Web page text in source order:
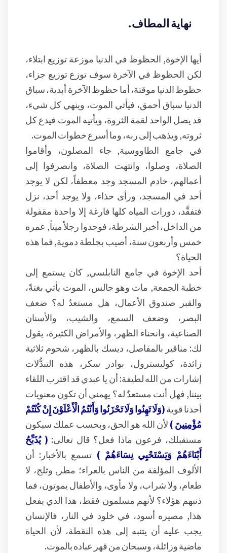
نهاية المطاف.
أيها الإخوة, الحظوظ في الدنيا موزعة توزيع ابتلاء،
لكن الحظوظ في الآخرة سوف توزع توزيع جزاء،
حظوظ الدنيا موقتة، أما حظوظ الآخرة أبدية، سباق
الدنيا سباق أحمق، فيأتي الموت، وينهي كل شيء،
قد يصل الواحد لقمة الثروة، ويأتيه الموت فيدع كل
ثروته, ويذهب إلى ربه، وما أسرع خطوات الموت.
في جامع الطاووسية, جاء المصلون، وأقاموا
الصلاة، وصلوا، وانتهت الصلاة، وانصرفوا إلى
أعمالهم، خادم المسجد وجد معطفاً، لكن لا يوجد
أحد في المسجد، ورأى حذاء، ولا يوجد أحد، نزل
فتفقَّد، دورات المياه كلها فارغة إلا واحدة مقفولة
من الداخل، أخبر الشرطة، فوجدوا رجلاً ميتاً, عمره
خمس وأربعون سنة، أصيب بجلطة دموية, فما هذه
الحياة؟
أحد الإخوة في جامع النابلسي, كان يستمع إلى
خطبة الجمعة, مات وهو جالس، الموت يأتي بغتةً،
والقبر صندوق الأعمال، هل مستعدٌ له؟ ضعف
البصر، وضعف السمع، والشيب، والأسنان
الصناعية، وانحناء الظهر، والأمراض الكثيرة، يقول
لك: مناقير بالمفاصل، ديسك بالظهر، شحوم ثلاثية
زائدة، كوليسترول، بوادر سكر، هذه التبدُّلات
إشارات من الله لطيفة: أن يا عبدي قد اقترب اللقاء
بيننا, فهل أنت مستعدٌ له؟ يهمني أن تكون معنويات
أحدنا قوية(وَلَا تَهِنُوا وَلَا تَحْزَنُوا وَأَنْتُمُ الْأَعْلَوْنَ إِنْ كُنْتُمْ
مُؤْمِنِينَ )لأن الله هو الحق، وبحسب عملك سيكون
مستقبلك، فرعون ماذا فعل؟ قال تعالى: ( يُذَبِّحُ
أَبْنَاءَهُمْ وَيَسْتَحْيِي نِسَاءَهُمْ ) تسمع بالأخبار: أن
الألوف المؤلفة من الناس بالعراء؛ مطر, وثلج، لا
طعام، ولا شراب، ولا مأوى، والأطفال يموتون، فما
ذنبهم هؤلاء؟ لأنهم مسلمون فقط، هذا الذي يفعل
هذا, مصيره أسود، في خلود في النار، فالإنسان
يجب عليه أن يتنبه إلى هذه النقطة، لأن الحياة
ماضية وزائلة، وسبحان من قهر عباده بالموت.